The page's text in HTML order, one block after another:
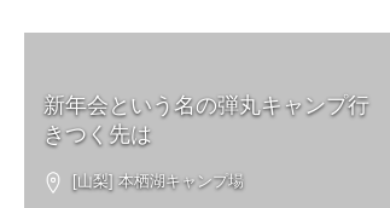
新年会という名の弾丸キャンプ行
きつく先は
[山梨] 本栖湖キャンプ場